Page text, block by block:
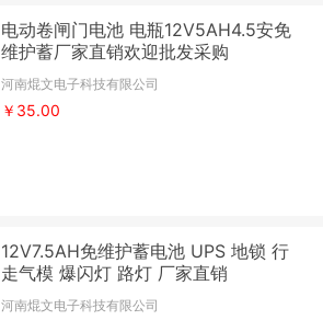
电动卷闸门电池 电瓶12V5AH4.5安免
维护蓄厂家直销欢迎批发采购
河南焜文电子科技有限公司
￥35.00
12V7.5AH免维护蓄电池 UPS 地锁 行
走气模 爆闪灯 路灯 厂家直销
河南焜文电子科技有限公司